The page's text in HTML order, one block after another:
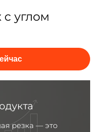
углом
резка — это